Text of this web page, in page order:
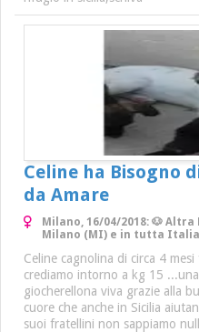
Celine ha Bisogno
da Amare
Milano, 16/04/2018: 🐶
Milano (MI) e in tutta
Celine cagnolina di circa 4
crediamo intorno a kg 15
giocherellona viva grazie alla
cuore che anche in Sicilia
suoi fratellini non sappiamo